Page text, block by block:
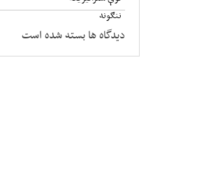
دیدگاه ها بسته شده است